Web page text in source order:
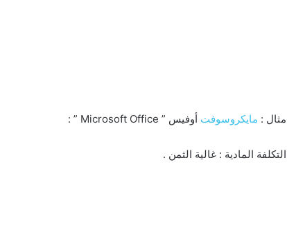
مثال : مايكروسوفت أوفيس ” Microsoft Office ” :
التكلفة المادية : غالية الثمن .